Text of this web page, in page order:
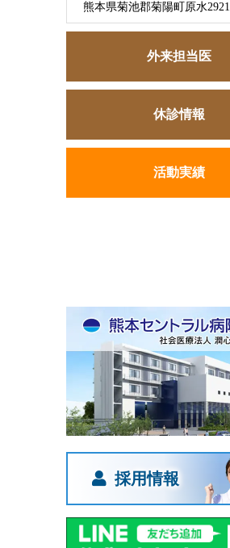
熊本県菊池郡菊陽町原水2921
外来担当医
休診情報
活動実績
採用情報